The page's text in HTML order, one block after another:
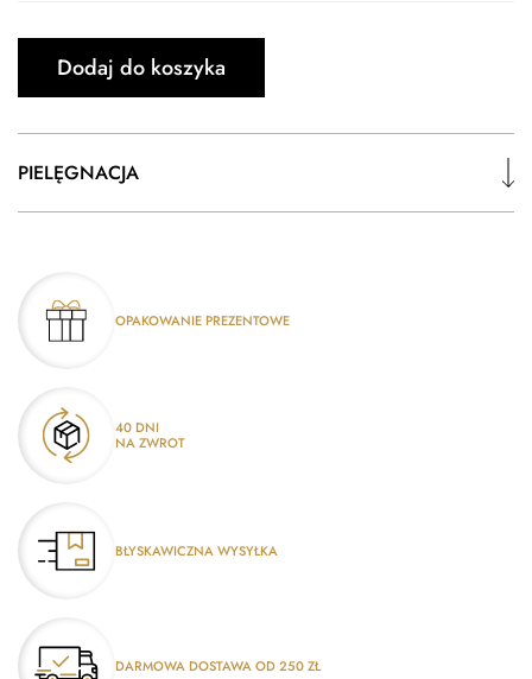
Dodaj do koszyka
PIELĘGNACJA
OPAKOWANIE PREZENTOWE
40 DNI
NA ZWROT
BŁYSKAWICZNA WYSYŁKA
DARMOWA DOSTAWA OD 250 ZŁ